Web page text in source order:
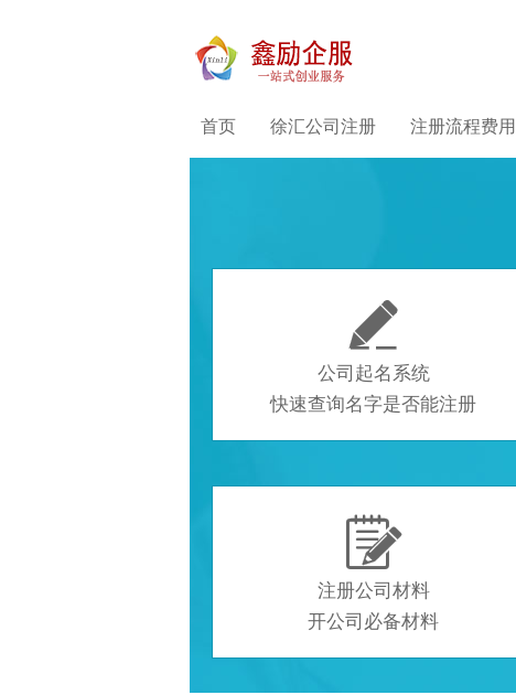
首页 徐汇公司注册 注册流程费用

公司起名系统
快速查询名字是否能注册

注册公司材料
开公司必备材料